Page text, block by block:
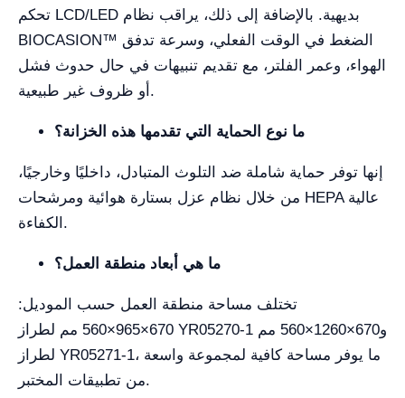
تحكم LCD/LED بديهية. بالإضافة إلى ذلك، يراقب نظام
BIOCASION™ الضغط في الوقت الفعلي، وسرعة تدفق
الهواء، وعمر الفلتر، مع تقديم تنبيهات في حال حدوث فشل
أو ظروف غير طبيعية.
ما نوع الحماية التي تقدمها هذه الخزانة؟
إنها توفر حماية شاملة ضد التلوث المتبادل، داخليًا وخارجيًا،
من خلال نظام عزل بستارة هوائية ومرشحات HEPA عالية
الكفاءة.
ما هي أبعاد منطقة العمل؟
تختلف مساحة منطقة العمل حسب الموديل:
670×965×560 مم لطراز YR05270-1 و670×1260×560 مم
لطراز YR05271-1، ما يوفر مساحة كافية لمجموعة واسعة
من تطبيقات المختبر.